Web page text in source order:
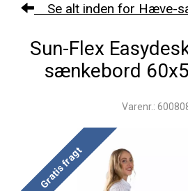
Se alt inden for Hæve-
Sun-Flex
sænkebord
Varenr.:
Gratis fragt